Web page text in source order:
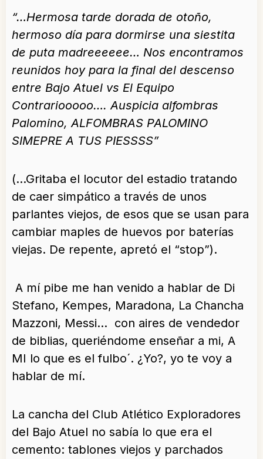
“…Hermosa tarde dorada de otoño,
hermoso día para dormirse una siestita
de puta madreeeeee… Nos encontramos
reunidos hoy para la final del descenso
entre Bajo Atuel vs El Equipo
Contrariooooo…. Auspicia alfombras
Palomino, ALFOMBRAS PALOMINO
SIMEPRE A TUS PIESSSS”
(…Gritaba el locutor del estadio tratando
de caer simpático a través de unos
parlantes viejos, de esos que se usan para
cambiar maples de huevos por baterías
viejas. De repente, apretó el “stop”).
A mí pibe me han venido a hablar de Di
Stefano, Kempes, Maradona, La Chancha
Mazzoni, Messi… con aires de vendedor
de biblias, queriéndome enseñar a mi, A
MI lo que es el fulbo´. ¿Yo?, yo te voy a
hablar de mí.
La cancha del Club Atlético Exploradores
del Bajo Atuel no sabía lo que era el
cemento: tablones viejos y parchados